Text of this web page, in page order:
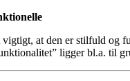
at den er stilfuld og
ligger bl.a. til